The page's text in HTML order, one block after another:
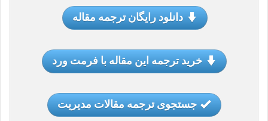
دانلود رایگان ترجمه مقاله
خرید ترجمه این مقاله با فرمت ورد
جستجوی ترجمه مقالات مدیریت